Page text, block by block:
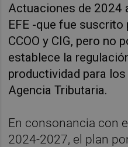
Actuaciones de 2024
EFE -que fue suscrito
CCOO y CIG, pero no
establece la
productividad para
Agencia Tributaria.
En consonancia con
2024-2027, el plan